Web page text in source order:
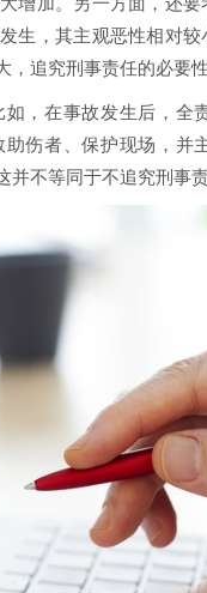
生，其主观恶性相对
追究刑事责任的必要性
在事故发生后，全
伤者、保护现场，并
不等同于不追究刑事